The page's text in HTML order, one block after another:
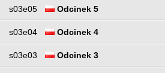
s03e05 Odcinek 5
s03e04 Odcinek 4
s03e03 Odcinek 3